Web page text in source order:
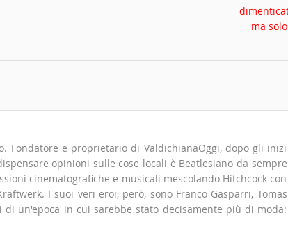
Fondatore e proprietario di ValdichianaOggi, dopo gli inizi
opinioni sulle cose locali è Beatlesiano da sempre
cinematografiche e musicali mescolando Hitchcock con
I suoi veri eroi, però, sono Franco Gasparri, Tomas
un'epoca in cui sarebbe stato decisamente più di moda: